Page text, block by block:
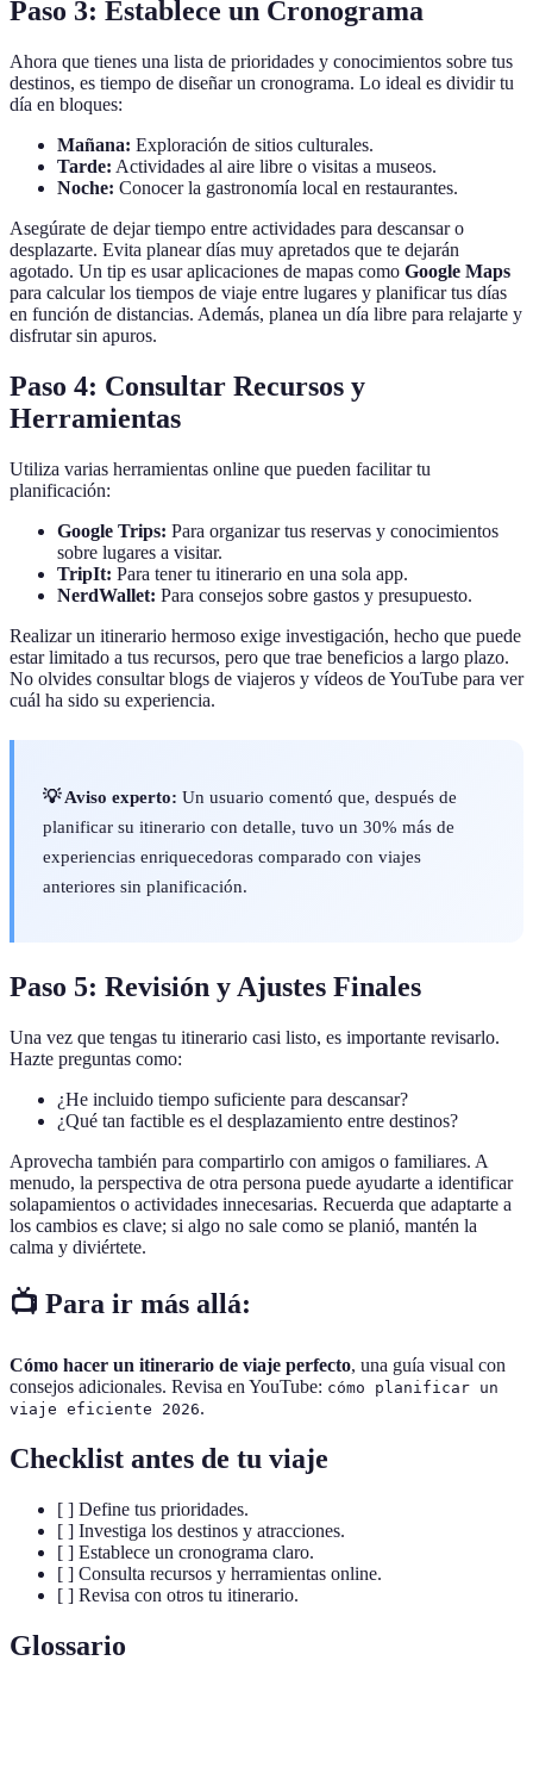
Paso 3: Establece un Cronograma
Ahora que tienes una lista de prioridades y conocimientos sobre tus
destinos, es tiempo de diseñar un cronograma. Lo ideal es dividir tu
día en bloques:
Mañana: Exploración de sitios culturales.
Tarde: Actividades al aire libre o visitas a museos.
Noche: Conocer la gastronomía local en restaurantes.
Asegúrate de dejar tiempo entre actividades para descansar o
desplazarte. Evita planear días muy apretados que te dejarán
agotado. Un tip es usar aplicaciones de mapas como Google Maps
para calcular los tiempos de viaje entre lugares y planificar tus días
en función de distancias. Además, planea un día libre para relajarte y
disfrutar sin apuros.
Paso 4: Consultar Recursos y
Herramientas
Utiliza varias herramientas online que pueden facilitar tu
planificación:
Google Trips: Para organizar tus reservas y conocimientos
sobre lugares a visitar.
TripIt: Para tener tu itinerario en una sola app.
NerdWallet: Para consejos sobre gastos y presupuesto.
Realizar un itinerario hermoso exige investigación, hecho que puede
estar limitado a tus recursos, pero que trae beneficios a largo plazo.
No olvides consultar blogs de viajeros y vídeos de YouTube para ver
cuál ha sido su experiencia.
💡 Aviso experto: Un usuario comentó que, después de
planificar su itinerario con detalle, tuvo un 30% más de
experiencias enriquecedoras comparado con viajes
anteriores sin planificación.
Paso 5: Revisión y Ajustes Finales
Una vez que tengas tu itinerario casi listo, es importante revisarlo.
Hazte preguntas como:
¿He incluido tiempo suficiente para descansar?
¿Qué tan factible es el desplazamiento entre destinos?
Aprovecha también para compartirlo con amigos o familiares. A
menudo, la perspectiva de otra persona puede ayudarte a identificar
solapamientos o actividades innecesarias. Recuerda que adaptarte a
los cambios es clave; si algo no sale como se planió, mantén la
calma y diviértete.
📺 Para ir más allá:
Cómo hacer un itinerario de viaje perfecto, una guía visual con
consejos adicionales. Revisa en YouTube: cómo planificar un
viaje eficiente 2026.
Checklist antes de tu viaje
[ ] Define tus prioridades.
[ ] Investiga los destinos y atracciones.
[ ] Establece un cronograma claro.
[ ] Consulta recursos y herramientas online.
[ ] Revisa con otros tu itinerario.
Glossario